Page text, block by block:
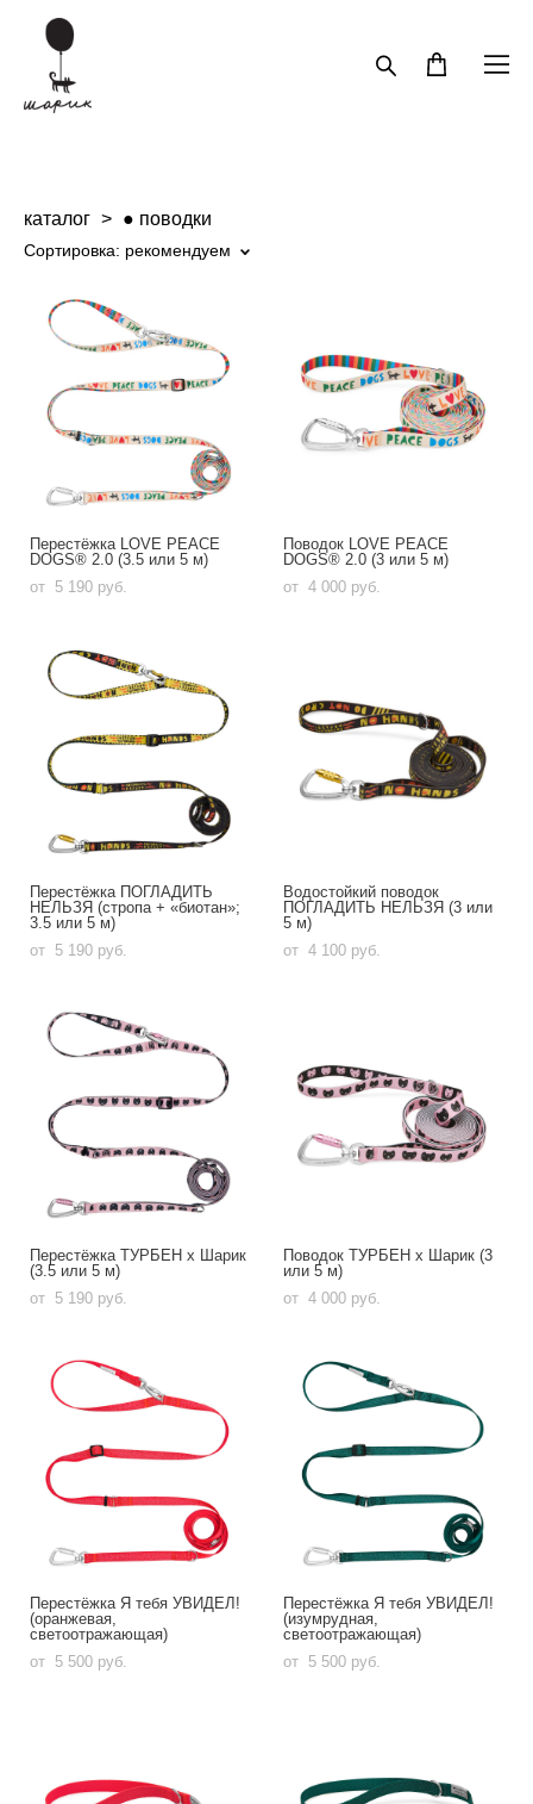
каталог > ● поводки
Сортировка: рекомендуем
Перестёжка LOVE PEACE
DOGS® 2.0 (3.5 или 5 м)
от 5 190 pуб.
Поводок LOVE PEACE
DOGS® 2.0 (3 или 5 м)
от 4 000 pуб.
Перестёжка ПОГЛАДИТЬ
НЕЛЬЗЯ (стропа + «биотан»;
3.5 или 5 м)
от 5 190 pуб.
Водостойкий поводок
ПОГЛАДИТЬ НЕЛЬЗЯ (3 или
5 м)
от 4 100 pуб.
Перестёжка ТУРБЕН х Шарик
(3.5 или 5 м)
от 5 190 pуб.
Поводок ТУРБЕН х Шарик (3
или 5 м)
от 4 000 pуб.
Перестёжка Я тебя УВИДЕЛ!
(оранжевая,
светоотражающая)
от 5 500 pуб.
Перестёжка Я тебя УВИДЕЛ!
(изумрудная,
светоотражающая)
от 5 500 pуб.